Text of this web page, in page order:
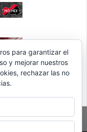
para garantizar el
y mejorar nuestros
rechazar las no